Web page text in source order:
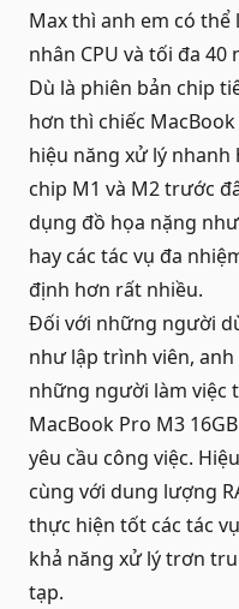
Max thì anh em có
nhân CPU và tối đa 40
Dù là phiên bản chip
hơn thì chiếc
hiệu năng xử lý nhanh
chip M1 và M2 trước
dụng đồ họa nặng
hay các tác vụ đa
định hơn rất nhiều.
Đối với những người
như lập trình viên,
những người làm việc
MacBook Pro M3 16GB
yêu cầu công việc.
cùng với dung lượng
thực hiện tốt các tác
khả năng xử lý trơn
tạp.